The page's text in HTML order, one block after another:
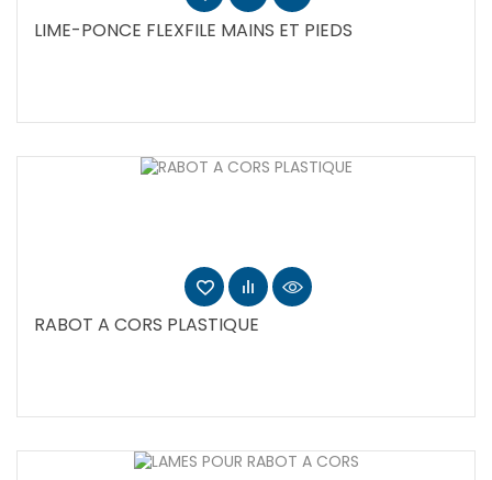
LIME-PONCE FLEXFILE MAINS ET PIEDS
RABOT A CORS PLASTIQUE